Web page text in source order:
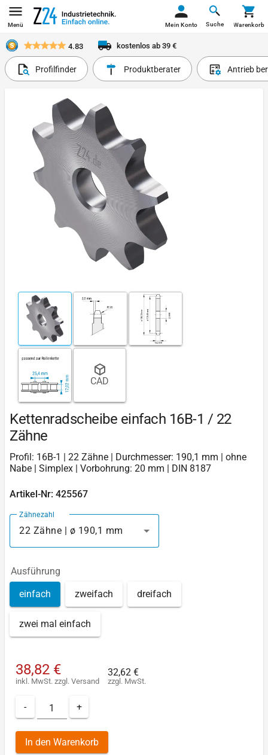
Menü Suche
Mein Konto Warenkorb
4.83 kostenlos ab 39 €
Profilfinder Produktberater Antrieb
CAD
Kettenradscheibe einfach 16B-1 / 22
Zähne
Profil: 16B-1 | 22 Zähne | Durchmesser: 190,1 mm | ohne
Nabe | Simplex | Vorbohrung: 20 mm | DIN 8187
Artikel-Nr: 425567
Zähnezahl
22 Zähne | ø 190,1 mm
Ausführung
einfach zweifach dreifach
zwei mal einfach
38,82 €
inkl. MwSt. zzgl. Versand
32,62 €
zzgl. MwSt.
- +
In den Warenkorb